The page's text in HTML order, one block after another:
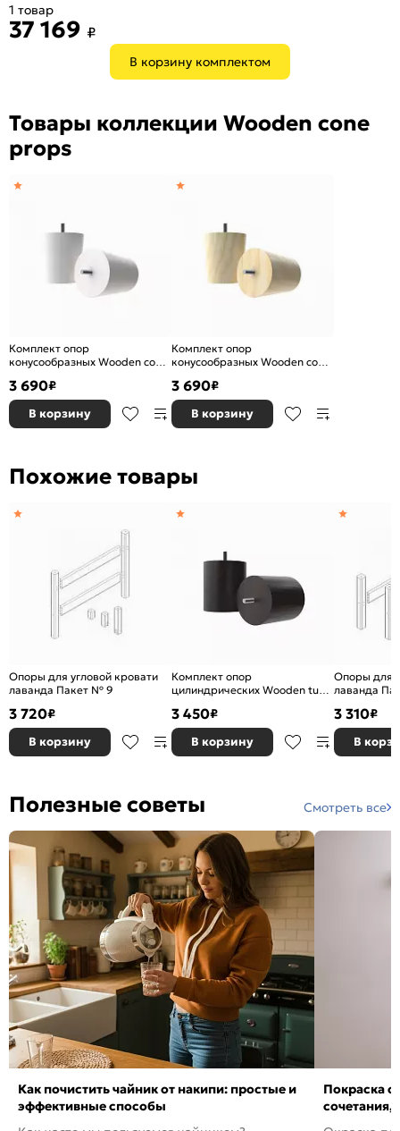
В корзину комплектом
1 товар
37 169 ₽
Товары коллекции Wooden cone
props
Комплект опор
конусообразных Wooden cone
3 690₽
В корзину
Комплект опор
конусообразных Wooden cone
3 690₽
В корзину
Похожие товары
Опоры для угловой кровати
лаванда Пакет № 9
3 720₽
В корзину
Комплект опор
цилиндрических Wooden tube
3 450₽
В корзину
Опоры для
лаванда
3 310₽
В
Полезные советы Смотреть все
Как почистить чайник от накипи: простые и
эффективные способы
Покраска
сочетания,